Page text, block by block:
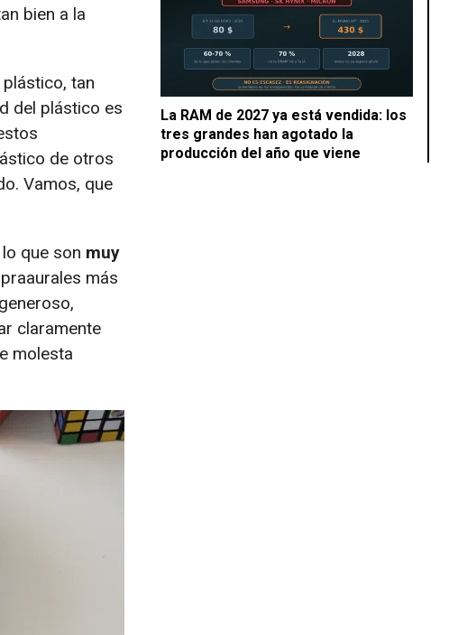
La RAM de 2027 ya está vendida: los
tres grandes han agotado la
producción del año que viene
bien a la
tan
del plástico es
de otros
Vamos, que
que son muy
más
claramente
molesta